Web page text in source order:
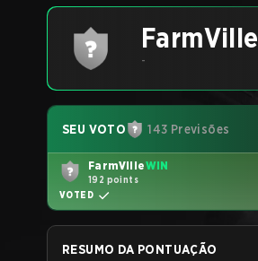
FarmVille
-
SEU VOTO 143 Previsões
FarmVilleWIN
192 points
VOTED
RESUMO DA PONTUAÇÃO